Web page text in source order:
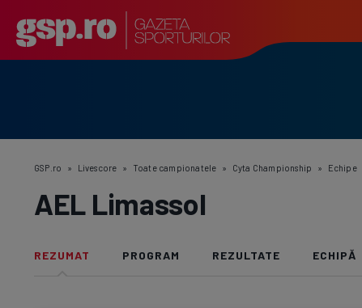
GSP.ro » Livescore » Toate campionatele » Cyta Championship » Echipe
AEL Limassol
REZUMAT PROGRAM REZULTATE ECHIPĂ